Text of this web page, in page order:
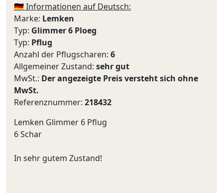
🇩🇪 Informationen auf Deutsch:
Marke: Lemken
Typ: Glimmer 6 Ploeg
Typ: Pflug
Anzahl der Pflugscharen: 6
Allgemeiner Zustand: sehr gut
MwSt.: Der angezeigte Preis versteht sich ohne
MwSt.
Referenznummer: 218432
Lemken Glimmer 6 Pflug
6 Schar
In sehr gutem Zustand!